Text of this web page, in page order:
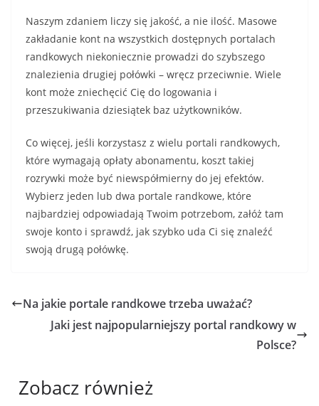
Naszym zdaniem liczy się jakość, a nie ilość. Masowe
zakładanie kont na wszystkich dostępnych portalach
randkowych niekoniecznie prowadzi do szybszego
znalezienia drugiej połówki – wręcz przeciwnie. Wiele
kont może zniechęcić Cię do logowania i
przeszukiwania dziesiątek baz użytkowników.
Co więcej, jeśli korzystasz z wielu portali randkowych,
które wymagają opłaty abonamentu, koszt takiej
rozrywki może być niewspółmierny do jej efektów.
Wybierz jeden lub dwa portale randkowe, które
najbardziej odpowiadają Twoim potrzebom, załóż tam
swoje konto i sprawdź, jak szybko uda Ci się znaleźć
swoją drugą połówkę.
Na jakie portale randkowe trzeba uważać?
Jaki jest najpopularniejszy portal randkowy w
Polsce?
Zobacz również